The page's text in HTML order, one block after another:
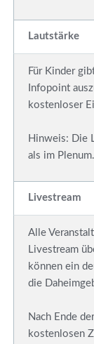
Lautstärke
Für Kinder
Infopoint
kostenloser
Hinweis: Die
als im Plenum.
Livestream
Alle
Livestream
können ein
die
Nach Ende
kostenlosen